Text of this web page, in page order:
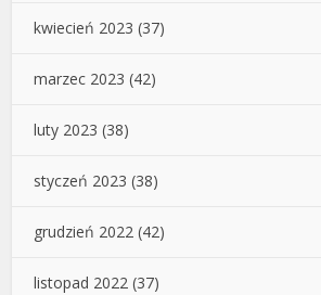
kwiecień 2023 (37)
marzec 2023 (42)
luty 2023 (38)
styczeń 2023 (38)
grudzień 2022 (42)
listopad 2022 (37)